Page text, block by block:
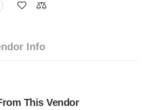
Info
This Vendor